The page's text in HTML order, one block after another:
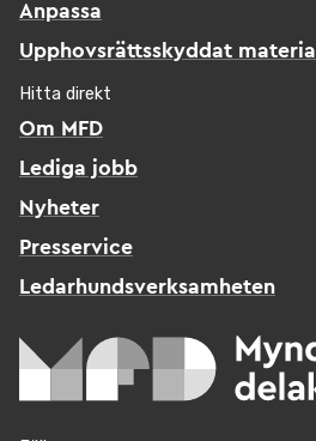
Anpassa
Upphovsrättsskyddat material
Hitta direkt
Om MFD
Lediga jobb
Nyheter
Presservice
Ledarhundsverksamheten